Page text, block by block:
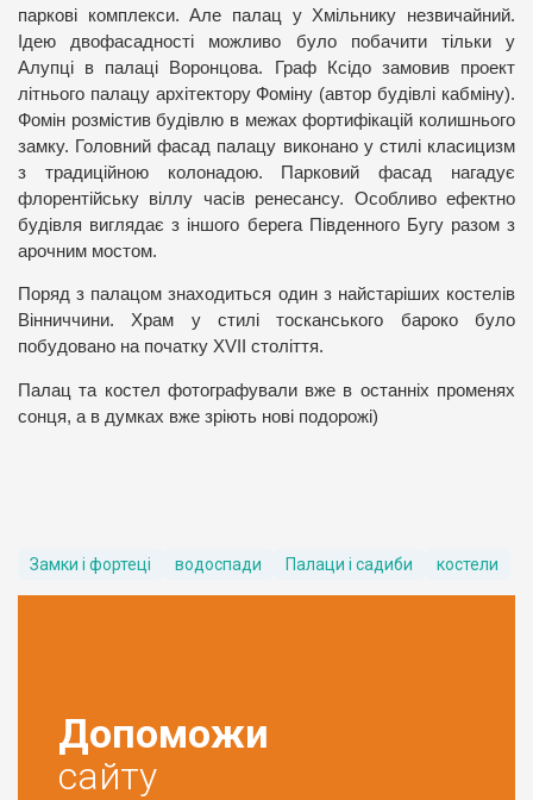
паркові комплекси. Але палац у Хмільнику незвичайний.
Ідею двофасадності можливо було побачити тільки у
Алупці в палаці Воронцова. Граф Ксідо замовив проект
літнього палацу архітектору Фоміну (автор будівлі кабміну).
Фомін розмістив будівлю в межах фортифікацій колишнього
замку. Головний фасад палацу виконано у стилі класицизм
з традиційною колонадою. Парковий фасад нагадує
флорентійську віллу часів ренесансу. Особливо ефектно
будівля виглядає з іншого берега Південного Бугу разом з
арочним мостом.
Поряд з палацом знаходиться один з найстаріших костелів
Вінниччини. Храм у стилі тосканського бароко було
побудовано на початку ХVІІ століття.
Палац та костел фотографували вже в останніх променях
сонця, а в думках вже зріють нові подорожі)
Замки і фортеці водоспади Палаци і садиби костели
Допоможи
сайту